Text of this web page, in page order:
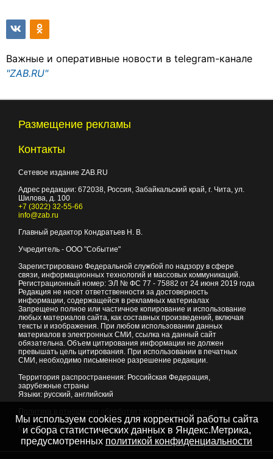
Важные и оперативные новости в telegram-канале
"ZAB.RU"
Размещение рекламы
Контакты
Сетевое издание ZAB.RU
Адрес редакции: 672038, Россия, Забайкальский край, г. Чита, ул.
Шилова, д. 100
+7 (3022) 32-55-66
info@zab.ru
Главный редактор Кондратьев Н. В.
Учредитель - ООО "Событие"
Зарегистрировано Федеральной службой по надзору в сфере
связи, информационных технологий и массовых коммуникаций.
Регистрационный номер: ЭЛ № ФС 77 - 75882 от 24 июня 2019 года
Редакция не несет ответственности за достоверность
информации, содержащейся в рекламных материалах
Запрещено полное или частичное копирование и использование
любых материалов сайта, как составных произведений, включая
тексты и изображения. При любом использовании данных
материалов в электронных СМИ, ссылка на данный сайт
обязательна. Объем цитирования информации не должен
превышать цель цитирования. При использовании в печатных
СМИ, необходимо письменное разрешение редакции.
Территория распространения: Российская Федерация,
зарубежные страны
Языки: русский, английский
© 2007 - 2026Портал Читы и Забайкальского края
Мы используем cookies для корректной работы сайта
и сбора статистических данных в Яндекс.Метрика,
предусмотренных политикой конфиденциальности